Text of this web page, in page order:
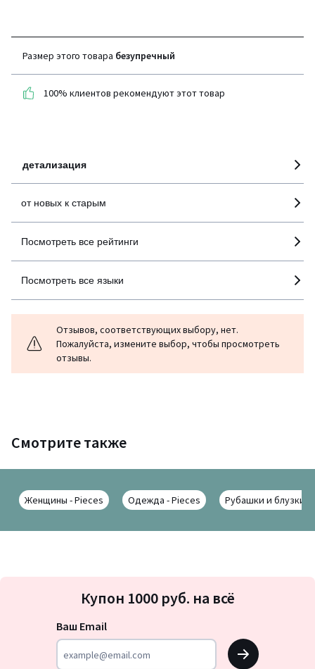
средняя оценка
покупателей по всем
странам
детализация
Размер этого товара безупречный
100% клиентов рекомендуют этот товар
от новых к старым
Посмотреть все рейтинги
Посмотреть все языки
Отзывов, соответствующих выбору, нет.
Пожалуйста, измените выбор, чтобы просмотреть
отзывы.
Смотрите также
Женщины - Pieces Одежда - Pieces Рубашки и блузки -
на
Купон 1000 руб. на всё
Ваш Email
OK